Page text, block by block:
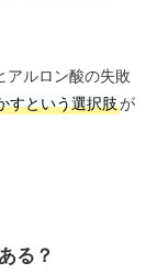
アルロン酸の失敗
すという選択肢が
る？